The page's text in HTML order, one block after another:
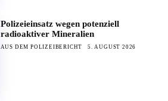
Polizeieinsatz wegen potenziell
radioaktiver Mineralien
AUS DEM POLIZEIBERICHT 5. AUGUST 2026